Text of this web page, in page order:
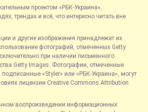
проектом «РБК-Украина»,
трендах и всё, что интересно читать вне
и другие изображения принадлежат их
фотографий, отмеченных Getty
при наличии письменного
Getty Images. Фотографии, отмеченные
«Styler» или «РБК-Украина», могут
лицензии Creative Commons Attribution
воспроизведении информационных